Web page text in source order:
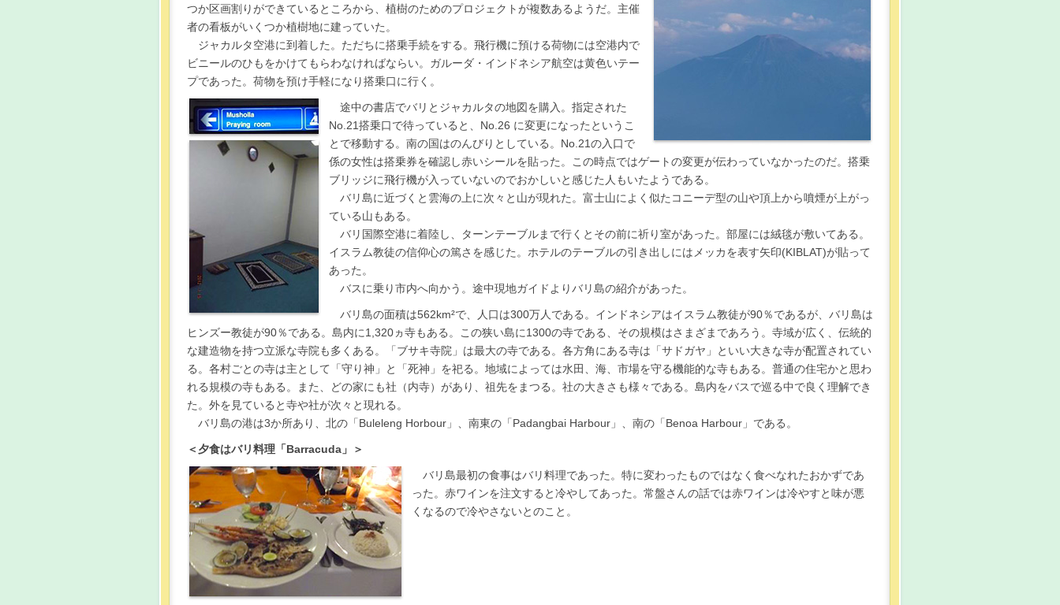
つか区画割りができているところから、植樹のためのプロジェクトが複数あるようだ。主催
者の看板がいくつか植樹地に建っていた。
ジャカルタ空港に到着した。ただちに搭乗手続をする。飛行機に預ける荷物には空港内で
ビニールのひもをかけてもらわなければならい。ガルーダ・インドネシア航空は黄色いテー
プであった。荷物を預け手軽になり搭乗口に行く。
途中の書店でバリとジャカルタの地図を購入。指定された
No.21搭乗口で待っていると、No.26 に変更になったというこ
とで移動する。南の国はのんびりとしている。No.21の入口で
係の女性は搭乗券を確認し赤いシールを貼った。この時点ではゲートの変更が伝わっていなかったのだ。搭乗
ブリッジに飛行機が入っていないのでおかしいと感じた人もいたようである。
バリ島に近づくと雲海の上に次々と山が現れた。富士山によく似たコニーデ型の山や頂上から噴煙が上がっ
ている山もある。
バリ国際空港に着陸し、ターンテーブルまで行くとその前に祈り室があった。部屋には絨毯が敷いてある。
イスラム教徒の信仰心の篤さを感じた。ホテルのテーブルの引き出しにはメッカを表す矢印(KIBLAT)が貼って
あった。
バスに乗り市内へ向かう。途中現地ガイドよりバリ島の紹介があった。
バリ島の面積は562km²で、人口は300万人である。インドネシアはイスラム教徒が90％であるが、バリ島は
ヒンズー教徒が90％である。島内に1,320ヵ寺もある。この狭い島に1300の寺である、その規模はさまざまであろう。寺域が広く、伝統的
な建造物を持つ立派な寺院も多くある。「ブサキ寺院」は最大の寺である。各方角にある寺は「サドガヤ」といい大きな寺が配置されてい
る。各村ごとの寺は主として「守り神」と「死神」を祀る。地域によっては水田、海、市場を守る機能的な寺もある。普通の住宅かと思わ
れる規模の寺もある。また、どの家にも社（内寺）があり、祖先をまつる。社の大きさも様々である。島内をバスで巡る中で良く理解でき
た。外を見ていると寺や社が次々と現れる。
バリ島の港は3か所あり、北の「Buleleng Horbour」、南東の「Padangbai Harbour」、南の「Benoa Harbour」である。
＜夕食はバリ料理「Barracuda」＞
バリ島最初の食事はバリ料理であった。特に変わったものではなく食べなれたおかずであ
った。赤ワインを注文すると冷やしてあった。常盤さんの話では赤ワインは冷やすと味が悪
くなるので冷やさないとのこと。